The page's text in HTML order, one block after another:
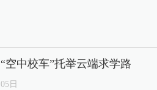
“空中校车”托举云端求学路
05日